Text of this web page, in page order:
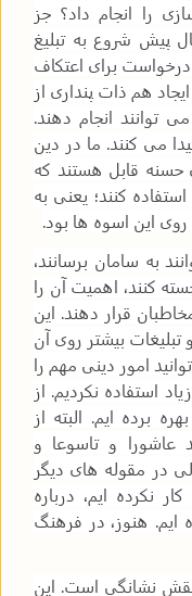
را انجام داد؟ جز
وقتی تلویزیون از حدود 8 سال پیش شروع به تبلیغ
برای اعتکاف
هم ذات پنداری از
توانند انجام دهند.
می کنند. ما در دین
حسنه قابل هستند که
کنند؛ یعنی به
روی این اسوه ها بود.
به سامان برسانند،
کنند، اهمیت آن را
قرار دهند. این
بیشتر روی آن
امور دینی مهم را
استفاده نکردیم. از
برده ایم. البته از
عاشورا و تاسوعا و
در مقوله های دیگر
نکرده ایم، درباره
ایم. هنوز، در فرهنگ
نقش نشانگی است. این